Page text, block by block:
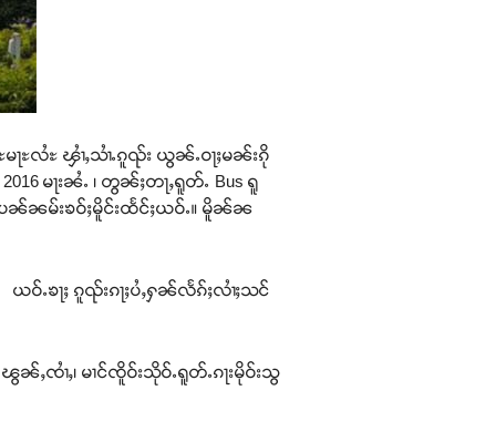
ႃႊလႆႊ ၾၢႆႇသၢႆႉၵူၺ်း ယွၼ်ႉဝႃႈမၼ်းၵို
မႃးၼႆႉ ၊ တွၼ်ႈတႃႇရူတ်ႉ Bus ရူ
ၼမ်းၶဝ်ႈမိူင်းထႅင်ႈယဝ်ႉ။ မိူၼ်ၼ
ယဝ်ႉၶႃႈ ၵူၺ်းၵႃႈပႆႇႁၼ်လႅၵ်ႈလၢႆႈသင်
ႇၸၢႆႇ၊ မၢင်ၸိူဝ်းသိုဝ်ႉရူတ်ႉၵႃးမိုဝ်းသွ